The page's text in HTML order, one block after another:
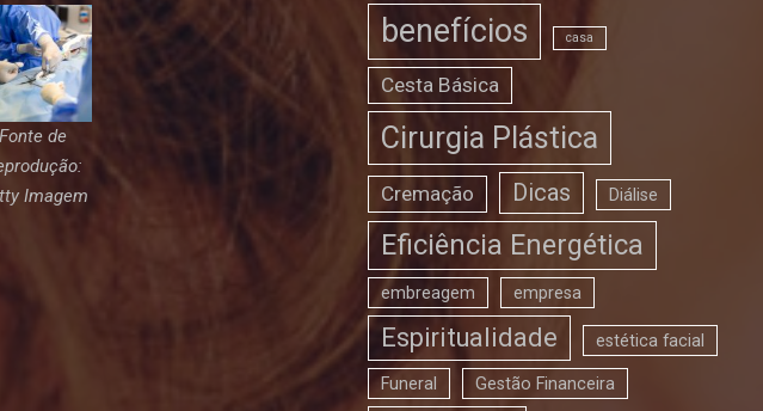
Fonte de
Imagem
benefícios casa
Cesta Básica
Cirurgia Plástica
Cremação Dicas Diálise
Eficiência Energética
embreagem empresa
Espiritualidade estética facial
Funeral Gestão Financeira